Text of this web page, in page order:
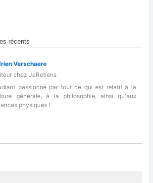
récents
Verschaere
chezJeRetiens
passionné par tout ce qui est relatif à la
générale, à la philosophie, ainsi qu'aux
physiques !